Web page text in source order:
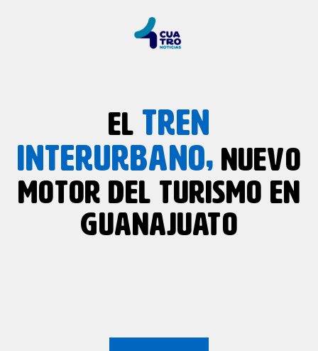
EL TREN
INTERURBANO, NUEVO
MOTOR DEL TURISMO EN
GUANAJUATO